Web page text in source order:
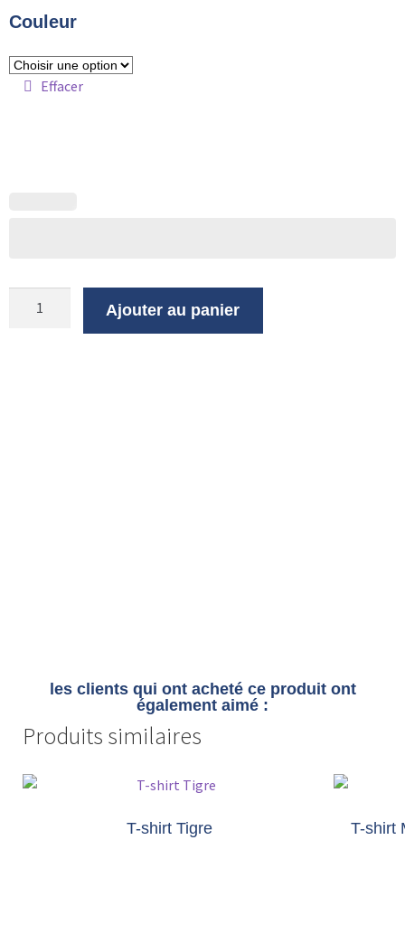
Couleur
Effacer
Ajouter au panier
les clients qui ont acheté ce produit ont
également aimé :
Produits similaires
T-shirt Tigre T-shirt